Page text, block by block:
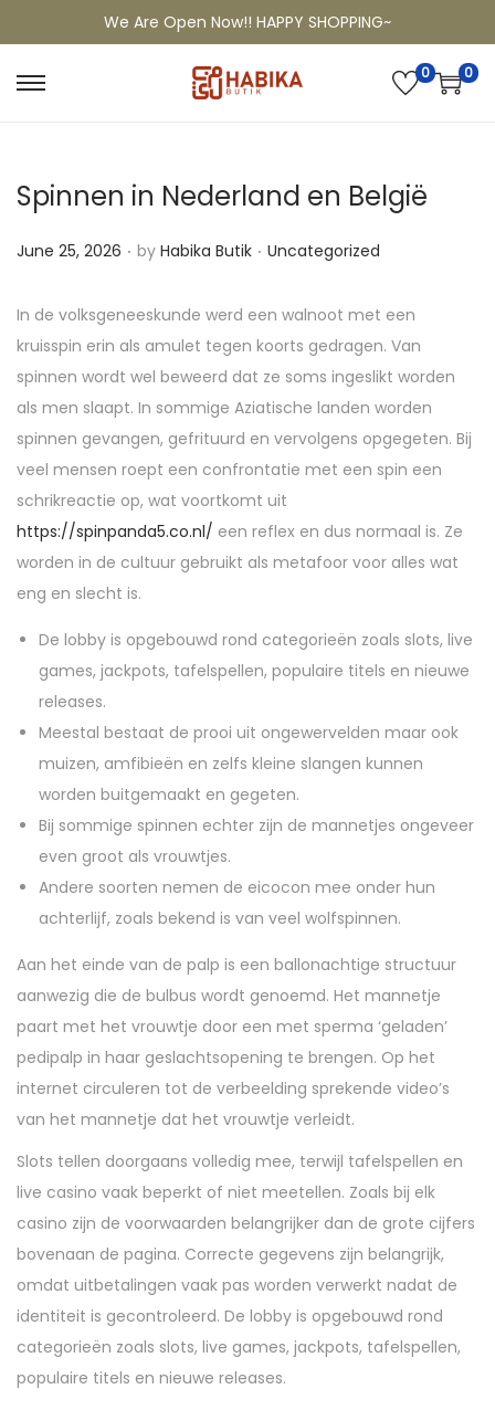
We Are Open Now!! HAPPY SHOPPING~
0 0
Spinnen in Nederland en België
P
s
t
e
d
o
n
June 25, 2026 . by Habika Butik . P
s
t
e
d
i
n
Uncategorized
In de volksgeneeskunde werd een walnoot met een
kruisspin erin als amulet tegen koorts gedragen. Van
spinnen wordt wel beweerd dat ze soms ingeslikt worden
als men slaapt. In sommige Aziatische landen worden
spinnen gevangen, gefrituurd en vervolgens opgegeten. Bij
veel mensen roept een confrontatie met een spin een
schrikreactie op, wat voortkomt uit
https://spinpanda5.co.nl/ een reflex en dus normaal is. Ze
worden in de cultuur gebruikt als metafoor voor alles wat
eng en slecht is.
De lobby is opgebouwd rond categorieën zoals slots, live
games, jackpots, tafelspellen, populaire titels en nieuwe
releases.
Meestal bestaat de prooi uit ongewervelden maar ook
muizen, amfibieën en zelfs kleine slangen kunnen
worden buitgemaakt en gegeten.
Bij sommige spinnen echter zijn de mannetjes ongeveer
even groot als vrouwtjes.
Andere soorten nemen de eicocon mee onder hun
achterlijf, zoals bekend is van veel wolfspinnen.
Aan het einde van de palp is een ballonachtige structuur
aanwezig die de bulbus wordt genoemd. Het mannetje
paart met het vrouwtje door een met sperma ‘geladen’
pedipalp in haar geslachtsopening te brengen. Op het
internet circuleren tot de verbeelding sprekende video’s
van het mannetje dat het vrouwtje verleidt.
Slots tellen doorgaans volledig mee, terwijl tafelspellen en
live casino vaak beperkt of niet meetellen. Zoals bij elk
casino zijn de voorwaarden belangrijker dan de grote cijfers
bovenaan de pagina. Correcte gegevens zijn belangrijk,
omdat uitbetalingen vaak pas worden verwerkt nadat de
identiteit is gecontroleerd. De lobby is opgebouwd rond
categorieën zoals slots, live games, jackpots, tafelspellen,
populaire titels en nieuwe releases.